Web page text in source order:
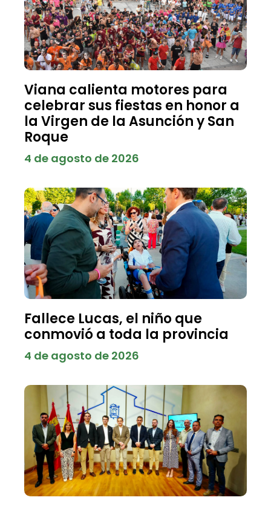
Viana calienta motores para
celebrar sus fiestas en honor a
la Virgen de la Asunción y San
Roque
4 de agosto de 2026
Fallece Lucas, el niño que
conmovió a toda la provincia
4 de agosto de 2026